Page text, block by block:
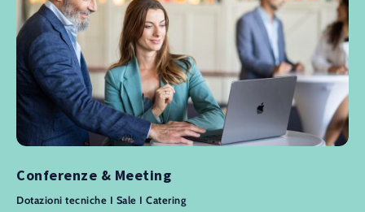
Conferenze & Meeting
Dotazioni tecniche I Sale I Catering